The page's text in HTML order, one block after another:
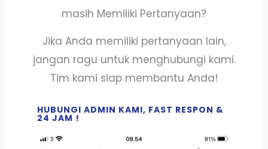
masih Memiliki Pertanyaan?
Jika Anda memiliki pertanyaan lain,
jangan ragu untuk menghubungi kami.
Tim kami siap membantu Anda!
HUBUNGI ADMIN KAMI, FAST RESPON &
24 JAM !